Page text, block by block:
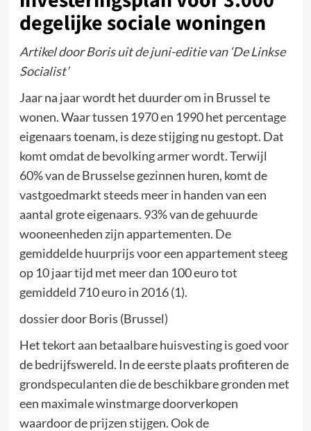
degelijke sociale woningen
Artikel door Boris uit de juni-editie van ‘De Linkse
Socialist’
Jaar na jaar wordt het duurder om in Brussel te
wonen. Waar tussen 1970 en 1990 het percentage
eigenaars toenam, is deze stijging nu gestopt. Dat
komt omdat de bevolking armer wordt. Terwijl
60% van de Brusselse gezinnen huren, komt de
vastgoedmarkt steeds meer in handen van een
aantal grote eigenaars. 93% van de gehuurde
wooneenheden zijn appartementen. De
gemiddelde huurprijs voor een appartement steeg
op 10 jaar tijd met meer dan 100 euro tot
gemiddeld 710 euro in 2016 (1).
dossier door Boris (Brussel)
Het tekort aan betaalbare huisvesting is goed voor
de bedrijfswereld. In de eerste plaats profiteren de
grondspeculanten die de beschikbare gronden met
een maximale winstmarge doorverkopen
waardoor de prijzen stijgen. Ook de